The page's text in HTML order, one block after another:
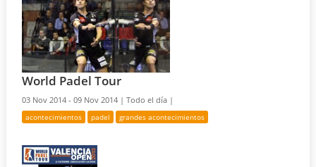
World Padel Tour
03 Nov 2014 - 09 Nov 2014 |Todo el día |
acontecimientos padel grandes acontecimientos